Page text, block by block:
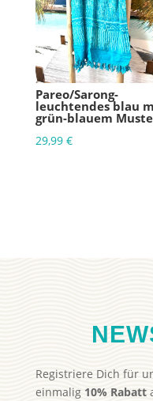
Pareo/Sarong-
leuchtendes blau
grün-blauem
29,99 €
Registriere Dich für
einmalig 10% Rabatt